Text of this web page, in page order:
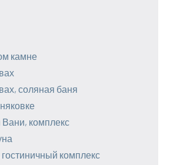
камне
соляная баня
комплекс
комплекс